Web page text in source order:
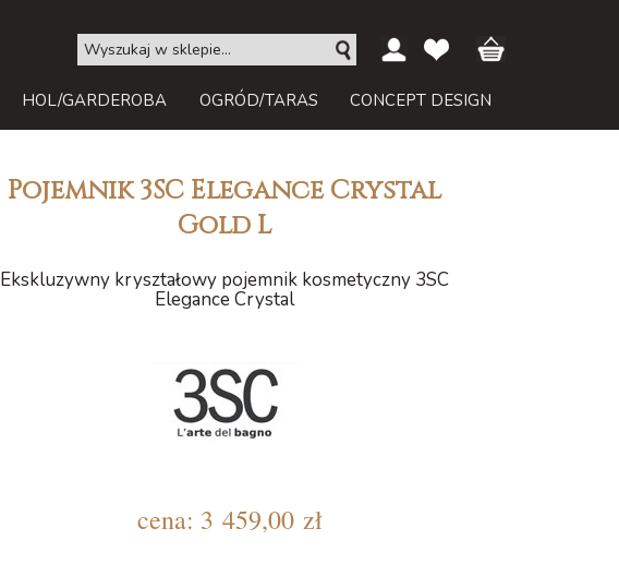
HOL/GARDEROBA OGRÓD/TARAS CONCEPT DESIGN
Pojemnik 3SC Elegance Crystal
Gold L
Ekskluzywny kryształowy pojemnik kosmetyczny 3SC
Elegance Crystal
cena: 3 459,00 zł